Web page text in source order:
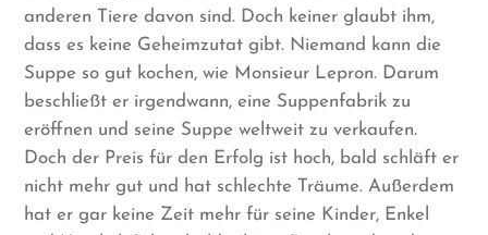
anderen Tiere davon sind. Doch keiner glaubt ihm,
dass es keine Geheimzutat gibt. Niemand kann die
Suppe so gut kochen, wie Monsieur Lepron. Darum
beschließt er irgendwann, eine Suppenfabrik zu
eröffnen und seine Suppe weltweit zu verkaufen.
Doch der Preis für den Erfolg ist hoch, bald schläft er
nicht mehr gut und hat schlechte Träume. Außerdem
hat er gar keine Zeit mehr für seine Kinder, Enkel